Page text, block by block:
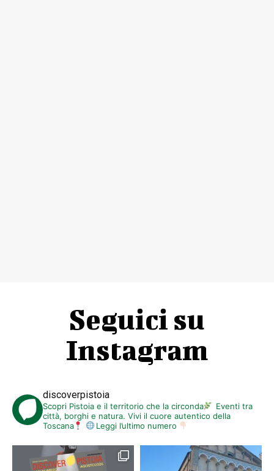
Seguici su
Instagram
discoverpistoia
Scopri Pistoia e il territorio che la circonda
Eventi tra
città, borghi e natura. Vivi il cuore autentico della
Toscana
Leggi l’ultimo numero